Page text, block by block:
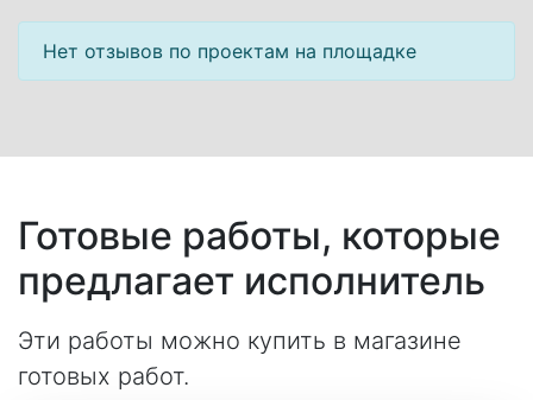
Нет отзывов по проектам на площадке
Готовые работы, которые
предлагает исполнитель
Эти работы можно купить в магазине
готовых работ.